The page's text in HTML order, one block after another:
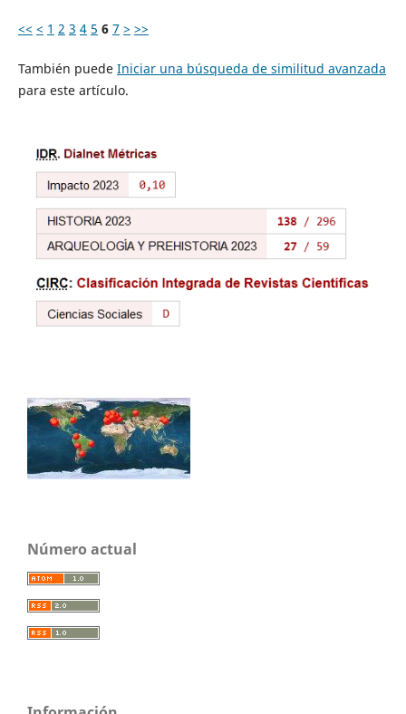
<< < 1 2 3 4 5 6 7 > >>
También puede Iniciar una búsqueda de similitud avanzada
para este artículo.
Número actual